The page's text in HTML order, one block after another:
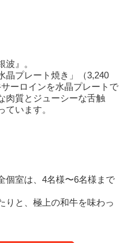
』。
晶プレート焼き」（3,240
ーロインを水晶プレートで
肉質とジューシーな舌触
ています。
個室は、4名様〜6名様まで
りと、極上の和牛を味わっ